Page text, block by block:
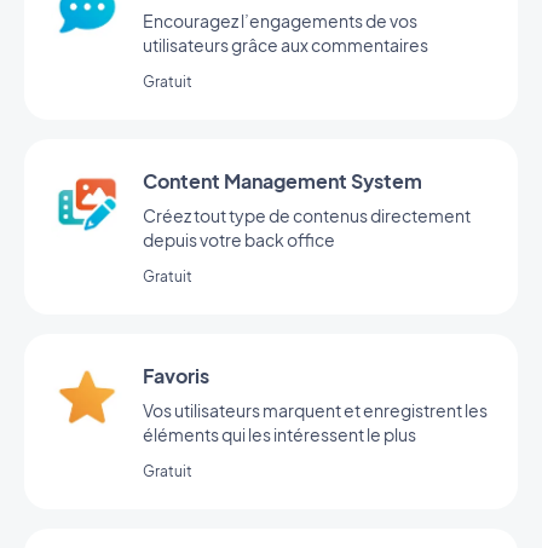
Encouragez l’engagements de vos
utilisateurs grâce aux commentaires
Gratuit
Content Management System
Créez tout type de contenus directement
depuis votre back office
Gratuit
Favoris
Vos utilisateurs marquent et enregistrent les
éléments qui les intéressent le plus
Gratuit